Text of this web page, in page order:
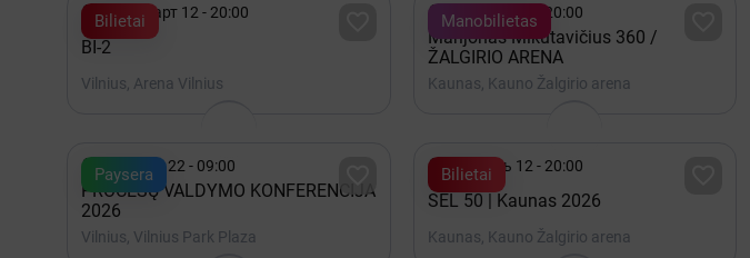
Bilietai
2027 Март 12 - 20:00
BI-2
Vilnius, Arena Vilnius
Manobilietas
 Декабрь 19 - 20:00
Marijonas Mikutavičius 360 /
ŽALGIRIO ARENA
Kaunas, Kauno Žalgirio arena
Paysera 
Октябрь 22 - 09:00
PROCESŲ VALDYMO KONFERENCIJA
2026
Vilnius, Vilnius Park Plaza
Bilietai
Декабрь 12 - 20:00
SEL 50 | Kaunas 2026
Kaunas, Kauno Žalgirio arena